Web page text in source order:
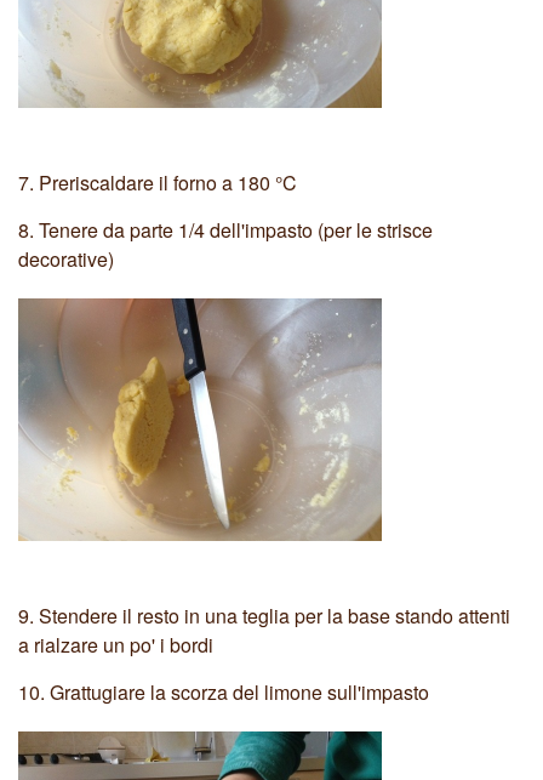
7. Preriscaldare il forno a 180 °C
8. Tenere da parte 1/4 dell'impasto (per le strisce
decorative)
9. Stendere il resto in una teglia per la base stando attenti
a rialzare un po' i bordi
10. Grattugiare la scorza del limone sull'impasto